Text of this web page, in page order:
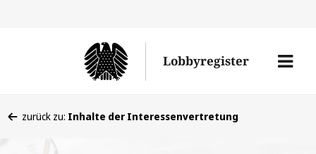
den
Lobbyregister
Menü
befinden
zurück zu: Inhalte der Interessenvertretung